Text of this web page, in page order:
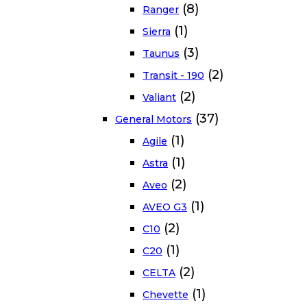
Ranger (8)
Sierra (1)
Taunus (3)
Transit - 190 (2)
Valiant (2)
General Motors (37)
Agile (1)
Astra (1)
Aveo (2)
AVEO G3 (1)
C10 (2)
C20 (1)
CELTA (2)
Chevette (1)